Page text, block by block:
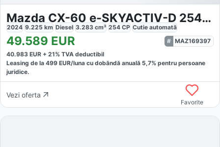
Mazda CX-60 e-SKYACTIV-D 254 Takumi
2024 9.225 km Diesel 3.283 cm³ 254 CP Cutie automată
49.589 EUR
MAZ169397
40.983 EUR + 21% TVA deductibil
Leasing de la 499 EUR/luna cu dobăndă anuală 5,7% pentru persoane
juridice.
Vezi oferta
Favorite